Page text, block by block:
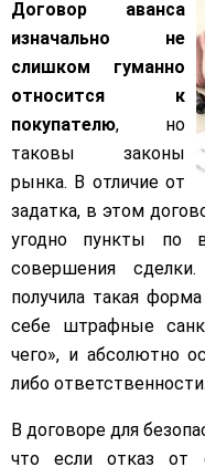
​Договор аванса
изначально не
слишком гуманно
относится к
покупателю, но
таковы законы
рынка. В отличие от
задатка, в этом
угодно пункты по
совершения
получила такая
себе штрафные
чего», и абсолютно
либо ответственности.
В договоре для
что если отказ от